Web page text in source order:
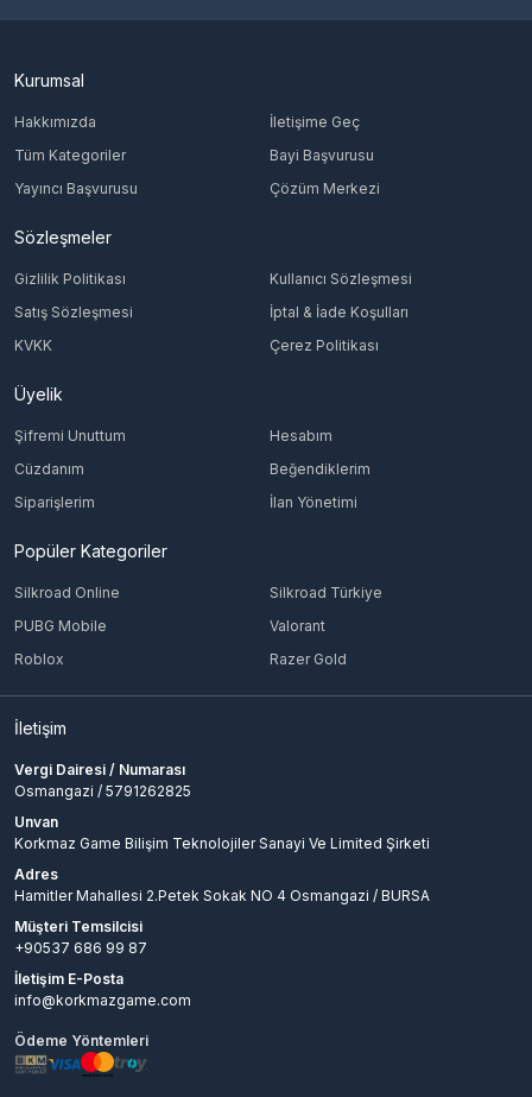
Kurumsal
Hakkımızda
İletişime Geç
Tüm Kategoriler
Bayi Başvurusu
Yayıncı Başvurusu
Çözüm Merkezi
Sözleşmeler
Gizlilik Politikası
Kullanıcı Sözleşmesi
Satış Sözleşmesi
İptal & İade Koşulları
KVKK
Çerez Politikası
Üyelik
Şifremi Unuttum
Hesabım
Cüzdanım
Beğendiklerim
Siparişlerim
İlan Yönetimi
Popüler Kategoriler
Silkroad Online
Silkroad Türkiye
PUBG Mobile
Valorant
Roblox
Razer Gold
İletişim
Vergi Dairesi / Numarası
Osmangazi / 5791262825
Unvan
Korkmaz Game Bilişim Teknolojiler Sanayi Ve Limited Şirketi
Adres
Hamitler Mahallesi 2.Petek Sokak NO 4 Osmangazi / BURSA
Müşteri Temsilcisi
+90537 686 99 87
İletişim E-Posta
info@korkmazgame.com
Ödeme Yöntemleri